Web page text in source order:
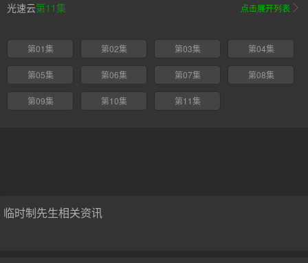
光速云第11集 点击展开列表
第01集 第02集 第03集 第04集
第05集 第06集 第07集 第08集
第09集 第10集 第11集
临时制先生相关资讯